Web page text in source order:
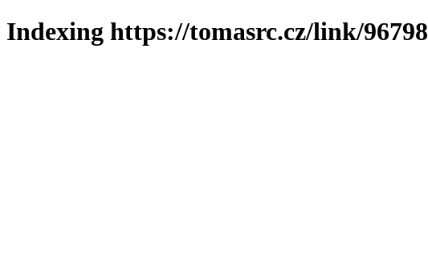
Indexing https://tomasrc.cz/link/96798